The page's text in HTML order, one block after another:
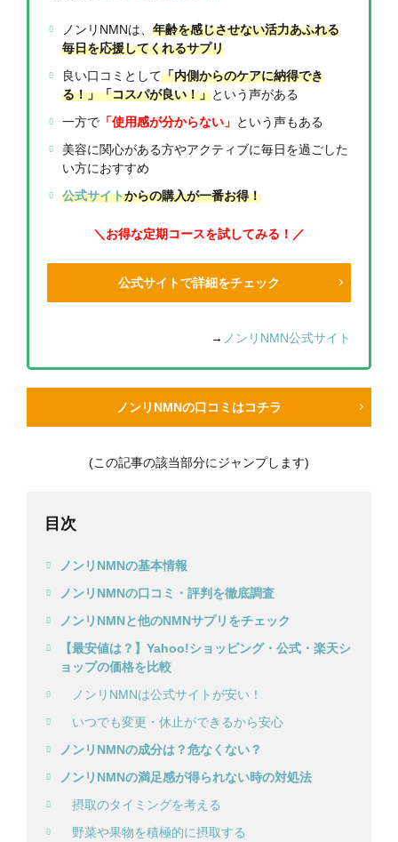
ノンリNMNは、 年齢を感じさせない活力あふれる
毎日を応援してくれるサプリ
良い口コミとして「内側からのケアに納得でき
る！」「コスパが良い！」という声がある
一方で 「使用感が分からない 」 という声もある
美容に関心がある方やアクティブに毎日を過ごした
い方におすすめ
公式サイトからの購入が一番お得！
＼お得な定期コースを試してみる！／
公式サイトで詳細をチェック
→ ノンリNMN公式サイト
ノンリNMNの口コミはコチラ
(この記事の該当部分にジャンプします)
目次
ノンリNMNの基本情報
ノンリNMNの口コミ・評判を徹底調査
ノンリNMNと他のNMNサプリをチェック
【最安値は？】Yahoo!ショッピング・公式・楽天シ
ョップの価格を比較
ノンリNMNは公式サイトが安い！
いつでも変更・休止ができるから安心
ノンリNMNの成分は？危なくない？
ノンリNMNの満足感が得られない時の対処法
摂取のタイミングを考える
野菜や果物を積極的に摂取する